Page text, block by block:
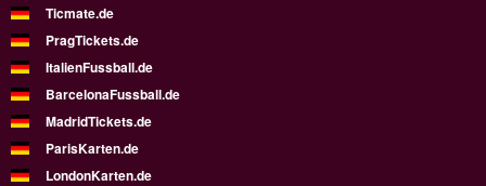
Ticmate.de
PragTickets.de
ItalienFussball.de
BarcelonaFussball.de
MadridTickets.de
ParisKarten.de
LondonKarten.de